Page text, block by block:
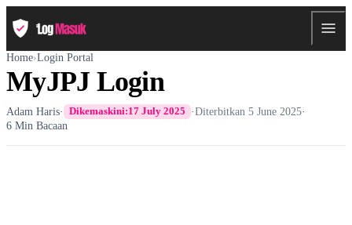
Home›Login Portal
MyJPJ Login
Adam Haris· Dikemaskini:17 July 2025 ·Diterbitkan5 June 2025·
6 Min Bacaan